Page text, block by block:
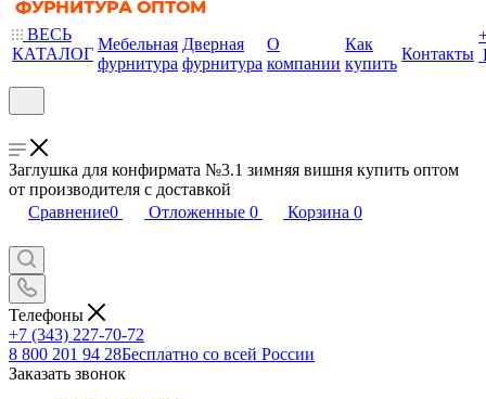
ВЕСЬ
КАТАЛОГ
Мебельная
фурнитура
Дверная
фурнитура
О
компании
Как
купить
Контакты
Заглушка для конфирмата №3.1 зимняя вишня купить оптом
от производителя с доставкой
Сравнение0 Отложенные 0 Корзина 0
Телефоны
+7 (343) 227-70-72
8 800 201 94 28Бесплатно со всей России
Заказать звонок